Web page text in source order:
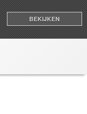
BEKIJKEN